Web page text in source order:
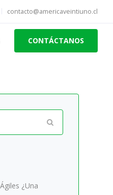
contacto@americaveintiuno.cl
CONTÁCTANOS
¿Una